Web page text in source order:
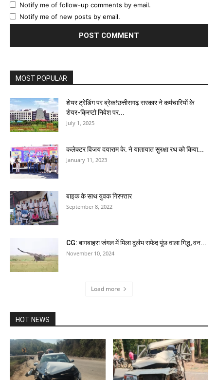
Notify me of follow-up comments by email.
Notify me of new posts by email.
MOST POPULAR
शेयर ट्रेडिंग पर ब्रेक!छत्तीसगढ़ सरकार ने कर्मचारियों के
शेयर-क्रिप्टो निवेश पर...
July 1, 2025
कलेक्टर विजय दयाराम के. ने यातायात सुरक्षा रथ को किया...
January 11, 2023
बाइक के साथ युवक गिरफ्तार
September 8, 2022
CG: बागबाहरा जंगल में मिला दुर्लभ सफेद पूंछ वाला गिद्ध, वन...
November 10, 2024
Load more
HOT NEWS